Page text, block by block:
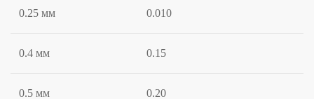
0.25 мм 0.010
0.4 мм 0.15
0.5 мм 0.20